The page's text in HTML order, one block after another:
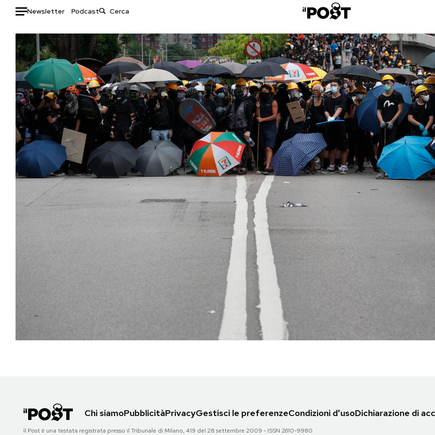
Newsletter Podcast
Auto
HOME
Italia
Mondo
Politica
Tecnologia
Internet
Scienza
Cultura
Economia
Sport
Moda
Libri
Consumismi
Storie/Idee
Ok Boomer!
Media
Europa
Altrecose
Area Personale
Newsletter
Chi siamoPubblicitàPrivacyGestisci le preferenzeCondizioni d'usoDichiarazione di
Il Post è una testata registrata presso il Tribunale di Milano, 419 del 28 settembre 2009 - ISSN 2610-9980